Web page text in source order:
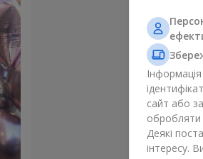
сайт або
обробляти
Деякі
інтересу.